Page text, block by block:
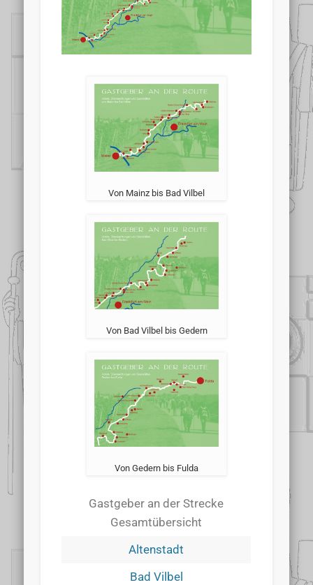
Von Mainz bis Bad Vilbel
Von Bad Vilbel bis Gedern
Von Gedern bis Fulda
Gastgeber an der Strecke
Gesamtübersicht
Altenstadt
Bad Vilbel